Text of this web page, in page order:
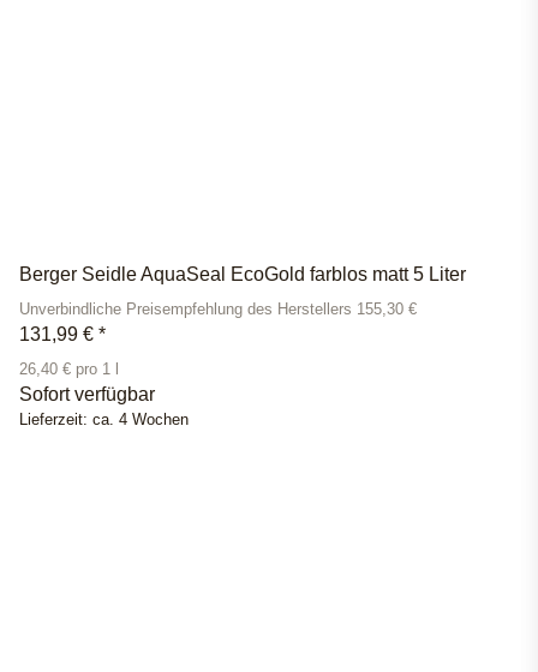
Berger Seidle AquaSeal EcoGold farblos matt 5 Liter
Unverbindliche Preisempfehlung des Herstellers 155,30 €
131,99 € *
26,40 € pro 1 l
Sofort verfügbar
Lieferzeit: ca. 4 Wochen